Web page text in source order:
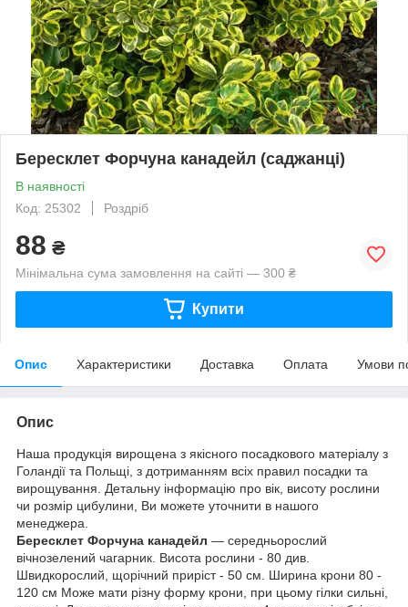
Бересклет Форчуна канадейл (саджанці)
В наявності
Код: 25302
Роздріб
88 ₴
Мінімальна сума замовлення на сайті — 300 ₴
Купити
Опис Характеристики Доставка Оплата Умови
Опис
Наша продукція вирощена з якісного посадкового матеріалу з
Голандії та Польщі, з дотриманням всіх правил посадки та
вирощування. Детальну інформацію про вік, висоту рослини
чи розмір цибулини, Ви можете уточнити в нашого
менеджера.
Бересклет Форчуна канадейл — середньорослий
вічнозелений чагарник. Висота рослини - 80 див.
Швидкорослий, щорічний приріст - 50 см. Ширина крони 80 -
120 см Може мати різну форму крони, при цьому гілки сильні,